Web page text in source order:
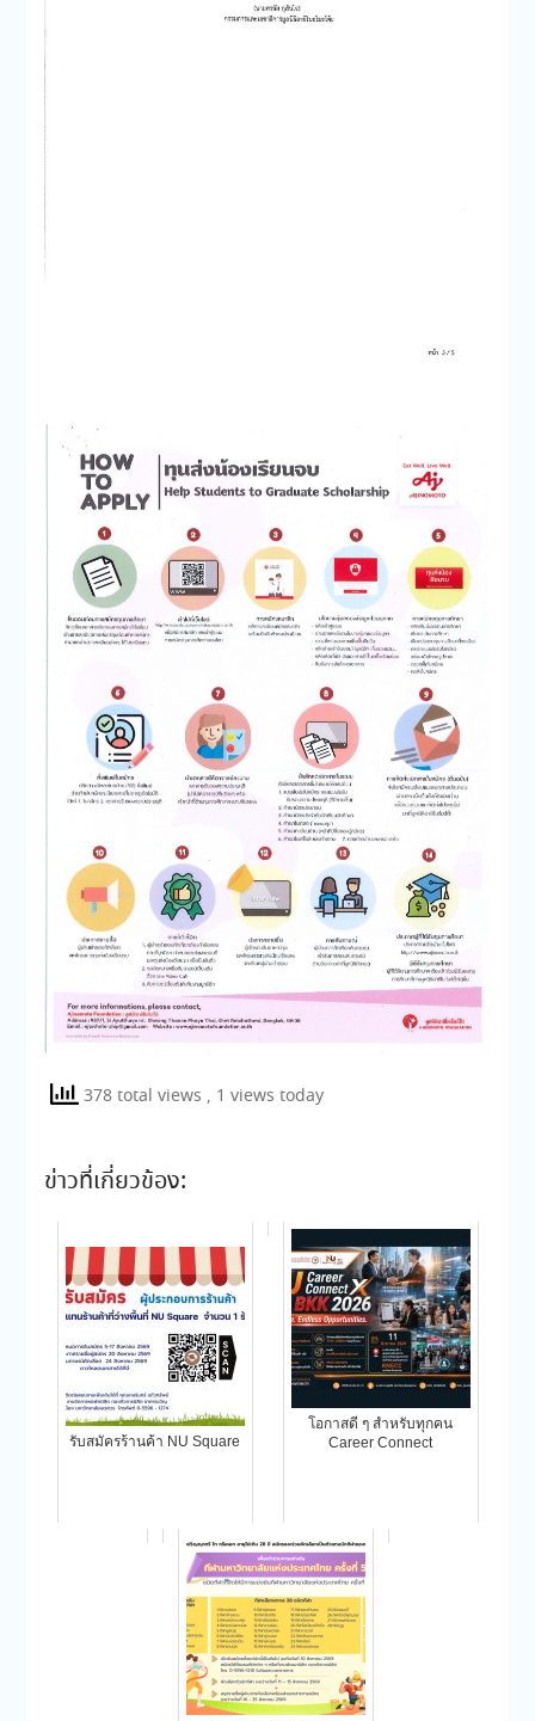
378 total views , 1 views today
ข่าวที่เกี่ยวข้อง:
รับสมัครร้านค้า NU Square
โอกาสดี ๆ สำหรับทุกคน
Career Connect